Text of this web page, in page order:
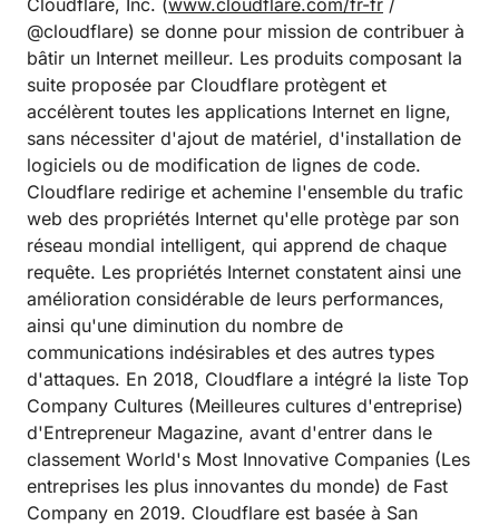
Cloudflare, Inc. (www.cloudflare.com/fr-fr /
@cloudflare) se donne pour mission de contribuer à
bâtir un Internet meilleur. Les produits composant la
suite proposée par Cloudflare protègent et
accélèrent toutes les applications Internet en ligne,
sans nécessiter d'ajout de matériel, d'installation de
logiciels ou de modification de lignes de code.
Cloudflare redirige et achemine l'ensemble du trafic
web des propriétés Internet qu'elle protège par son
réseau mondial intelligent, qui apprend de chaque
requête. Les propriétés Internet constatent ainsi une
amélioration considérable de leurs performances,
ainsi qu'une diminution du nombre de
communications indésirables et des autres types
d'attaques. En 2018, Cloudflare a intégré la liste Top
Company Cultures (Meilleures cultures d'entreprise)
d'Entrepreneur Magazine, avant d'entrer dans le
classement World's Most Innovative Companies (Les
entreprises les plus innovantes du monde) de Fast
Company en 2019. Cloudflare est basée à San